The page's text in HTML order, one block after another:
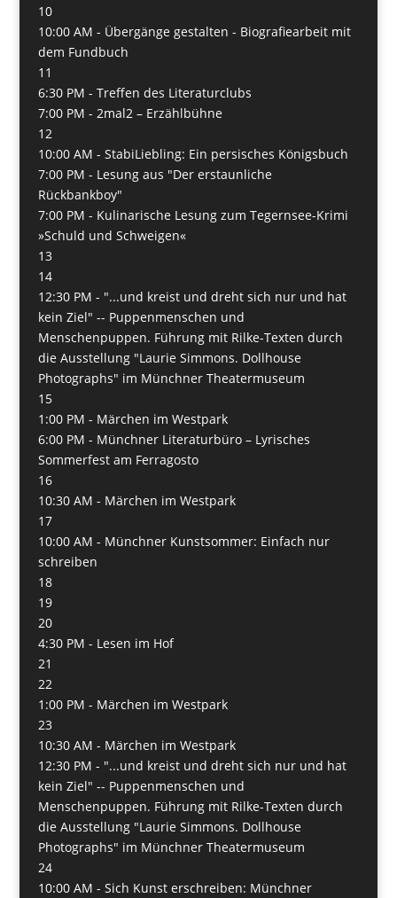
10
10:00 AM - Übergänge gestalten - Biografiearbeit mit
dem Fundbuch
11
6:30 PM - Treffen des Literaturclubs
7:00 PM - 2mal2 – Erzählbühne
12
10:00 AM - StabiLiebling: Ein persisches Königsbuch
7:00 PM - Lesung aus "Der erstaunliche
Rückbankboy"
7:00 PM - Kulinarische Lesung zum Tegernsee-Krimi
»Schuld und Schweigen«
13
14
12:30 PM - "...und kreist und dreht sich nur und hat
kein Ziel" -- Puppenmenschen und
Menschenpuppen. Führung mit Rilke-Texten durch
die Ausstellung "Laurie Simmons. Dollhouse
Photographs" im Münchner Theatermuseum
15
1:00 PM - Märchen im Westpark
6:00 PM - Münchner Literaturbüro – Lyrisches
Sommerfest am Ferragosto
16
10:30 AM - Märchen im Westpark
17
10:00 AM - Münchner Kunstsommer: Einfach nur
schreiben
18
19
20
4:30 PM - Lesen im Hof
21
22
1:00 PM - Märchen im Westpark
23
10:30 AM - Märchen im Westpark
12:30 PM - "...und kreist und dreht sich nur und hat
kein Ziel" -- Puppenmenschen und
Menschenpuppen. Führung mit Rilke-Texten durch
die Ausstellung "Laurie Simmons. Dollhouse
Photographs" im Münchner Theatermuseum
24
10:00 AM - Sich Kunst erschreiben: Münchner